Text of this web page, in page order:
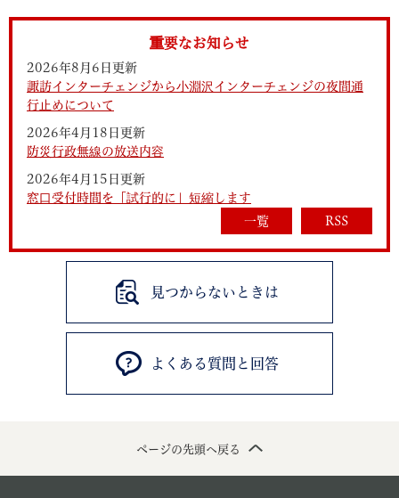
重要なお知らせ
2026年8月6日更新
諏訪インターチェンジから小淵沢インターチェンジの夜間通
行止めについて
2026年4月18日更新
防災行政無線の放送内容
2026年4月15日更新
窓口受付時間を「試行的に」短縮します
一覧
RSS
見つからないときは
よくある質問と回答
ページの先頭へ戻る